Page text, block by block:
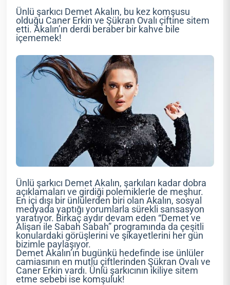
Ünlü şarkıcı Demet Akalın, bu kez komşusu
olduğu Caner Erkin ve Şükran Ovalı çiftine sitem
etti. Akalın’ın derdi beraber bir kahve bile
içememek!
Ünlü şarkıcı Demet Akalın, şarkıları kadar dobra
açıklamaları ve girdiği polemiklerle de meşhur.
En içi dışı bir ünlülerden biri olan Akalın, sosyal
medyada yaptığı yorumlarla sürekli sansasyon
yaratıyor. Birkaç aydır devam eden “Demet ve
Alişan ile Sabah Sabah” programında da çeşitli
konulardaki görüşlerini ve şikayetlerini her gün
bizimle paylaşıyor.
Demet Akalın’ın bugünkü hedefinde ise ünlüler
camiasının en mutlu çiftlerinden Şükran Ovalı ve
Caner Erkin vardı. Ünlü şarkıcının ikiliye sitem
etme sebebi ise komşuluk!